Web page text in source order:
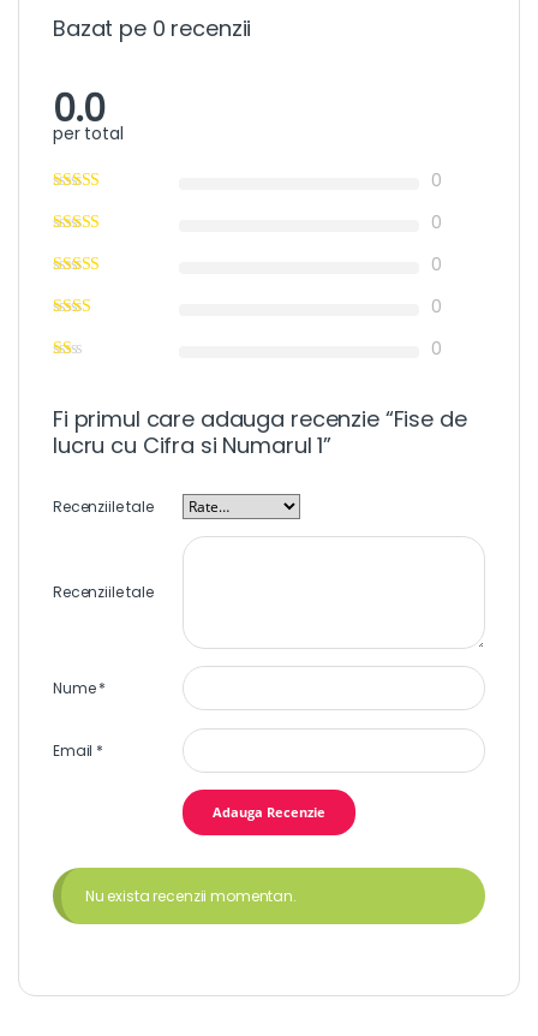
Bazat pe 0 recenzii
0.0
per total
0
0
0
0
0
Fi primul care adauga recenzie “Fise de
lucru cu Cifra si Numarul 1”
Recenziile tale
Recenziile tale
Nume*
Email *
Nu exista recenzii momentan.